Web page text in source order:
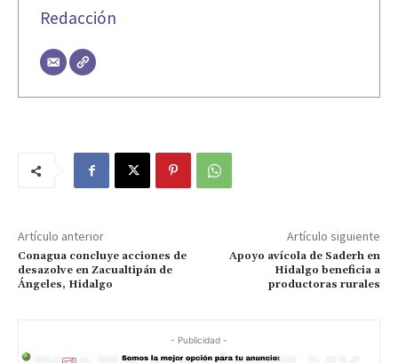
Redacción
Artículo anterior
Conagua concluye acciones de
desazolve en Zacualtipán de
Ángeles, Hidalgo
Artículo siguiente
Apoyo avícola de Saderh en
Hidalgo beneficia a
productoras rurales
- Publicidad -